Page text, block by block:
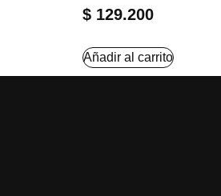
$ 129.200
Añadir al carrito